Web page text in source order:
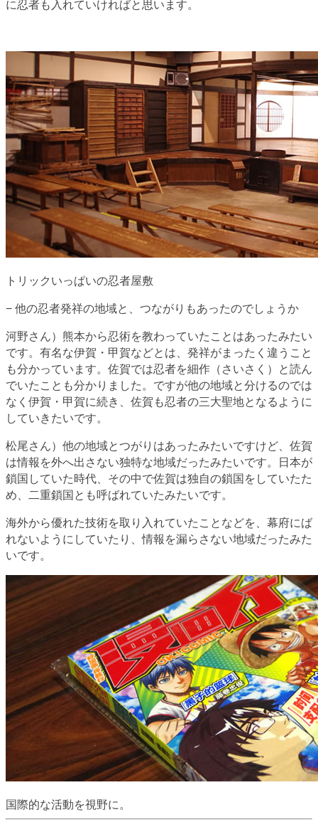
に忍者も入れていければと思います。
トリックいっぱいの忍者屋敷
− 他の忍者発祥の地域と、つながりもあったのでしょうか
河野さん）熊本から忍術を教わっていたことはあったみたい
です。有名な伊賀・甲賀などとは、発祥がまったく違うこと
も分かっています。佐賀では忍者を細作（さいさく）と読ん
でいたことも分かりました。ですが他の地域と分けるのでは
なく伊賀・甲賀に続き、佐賀も忍者の三大聖地となるように
していきたいです。
松尾さん）他の地域とつがりはあったみたいですけど、佐賀
は情報を外へ出さない独特な地域だったみたいです。日本が
鎖国していた時代、その中で佐賀は独自の鎖国をしていたた
め、二重鎖国とも呼ばれていたみたいです。
海外から優れた技術を取り入れていたことなどを、幕府にば
れないようにしていたり、情報を漏らさない地域だったみた
いです。
国際的な活動を視野に。